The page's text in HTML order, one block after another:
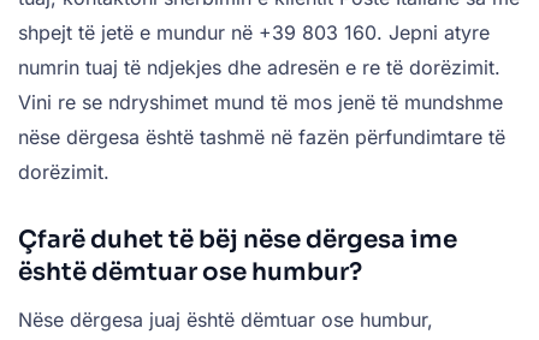
shpejt të jetë e mundur në +39 803 160. Jepni atyre
numrin tuaj të ndjekjes dhe adresën e re të dorëzimit.
Vini re se ndryshimet mund të mos jenë të mundshme
nëse dërgesa është tashmë në fazën përfundimtare të
dorëzimit.
Çfarë duhet të bëj nëse dërgesa ime
është dëmtuar ose humbur?
Nëse dërgesa juaj është dëmtuar ose humbur,